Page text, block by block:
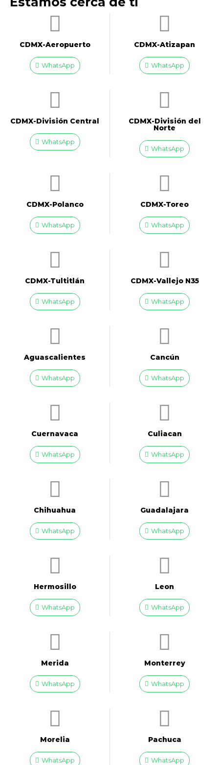
CDMX-Aeropuerto​
WhatsApp
CDMX-Atizapan
WhatsApp
CDMX-División Central
WhatsApp
CDMX-División del
Norte
WhatsApp
CDMX-Polanco
WhatsApp
CDMX-Toreo
WhatsApp
CDMX-Tultitlán
WhatsApp
CDMX-Vallejo N35
WhatsApp
Aguascalientes
WhatsApp
Cancún
WhatsApp
Cuernavaca
WhatsApp
Culiacan
WhatsApp
Chihuahua
WhatsApp
Guadalajara
WhatsApp
Hermosillo
WhatsApp
Leon
WhatsApp
Merida
WhatsApp
Monterrey
WhatsApp
Morelia
WhatsApp
Pachuca
WhatsApp